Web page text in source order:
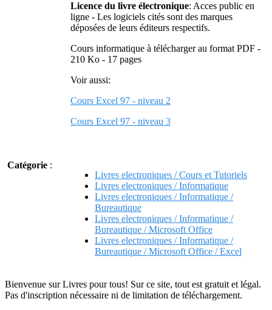
Licence du livre électronique: Acces public en
ligne - Les logiciels cités sont des marques
déposées de leurs éditeurs respectifs.
Cours informatique à télécharger au format PDF -
210 Ko - 17 pages
Voir aussi:
Cours Excel 97 - niveau 2
Cours Excel 97 - niveau 3
Catégorie :
Livres electroniques / Cours et Tutoriels
Livres electroniques / Informatique
Livres electroniques / Informatique /
Bureautique
Livres electroniques / Informatique /
Bureautique / Microsoft Office
Livres electroniques / Informatique /
Bureautique / Microsoft Office / Excel
Bienvenue sur Livres pour tous! Sur ce site, tout est gratuit et légal.
Pas d'inscription nécessaire ni de limitation de téléchargement.